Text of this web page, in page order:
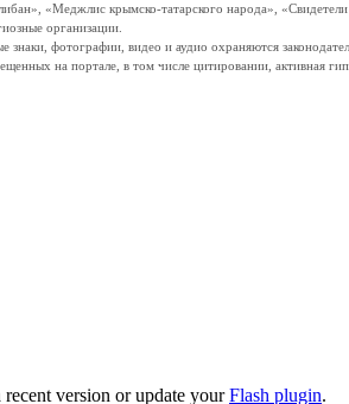
«Меджлис крымско-татарского народа»,
организации.
фотографии, видео и аудио охраняются
на портале, в том числе цитировании, активная
version or update yourFlash plugin.